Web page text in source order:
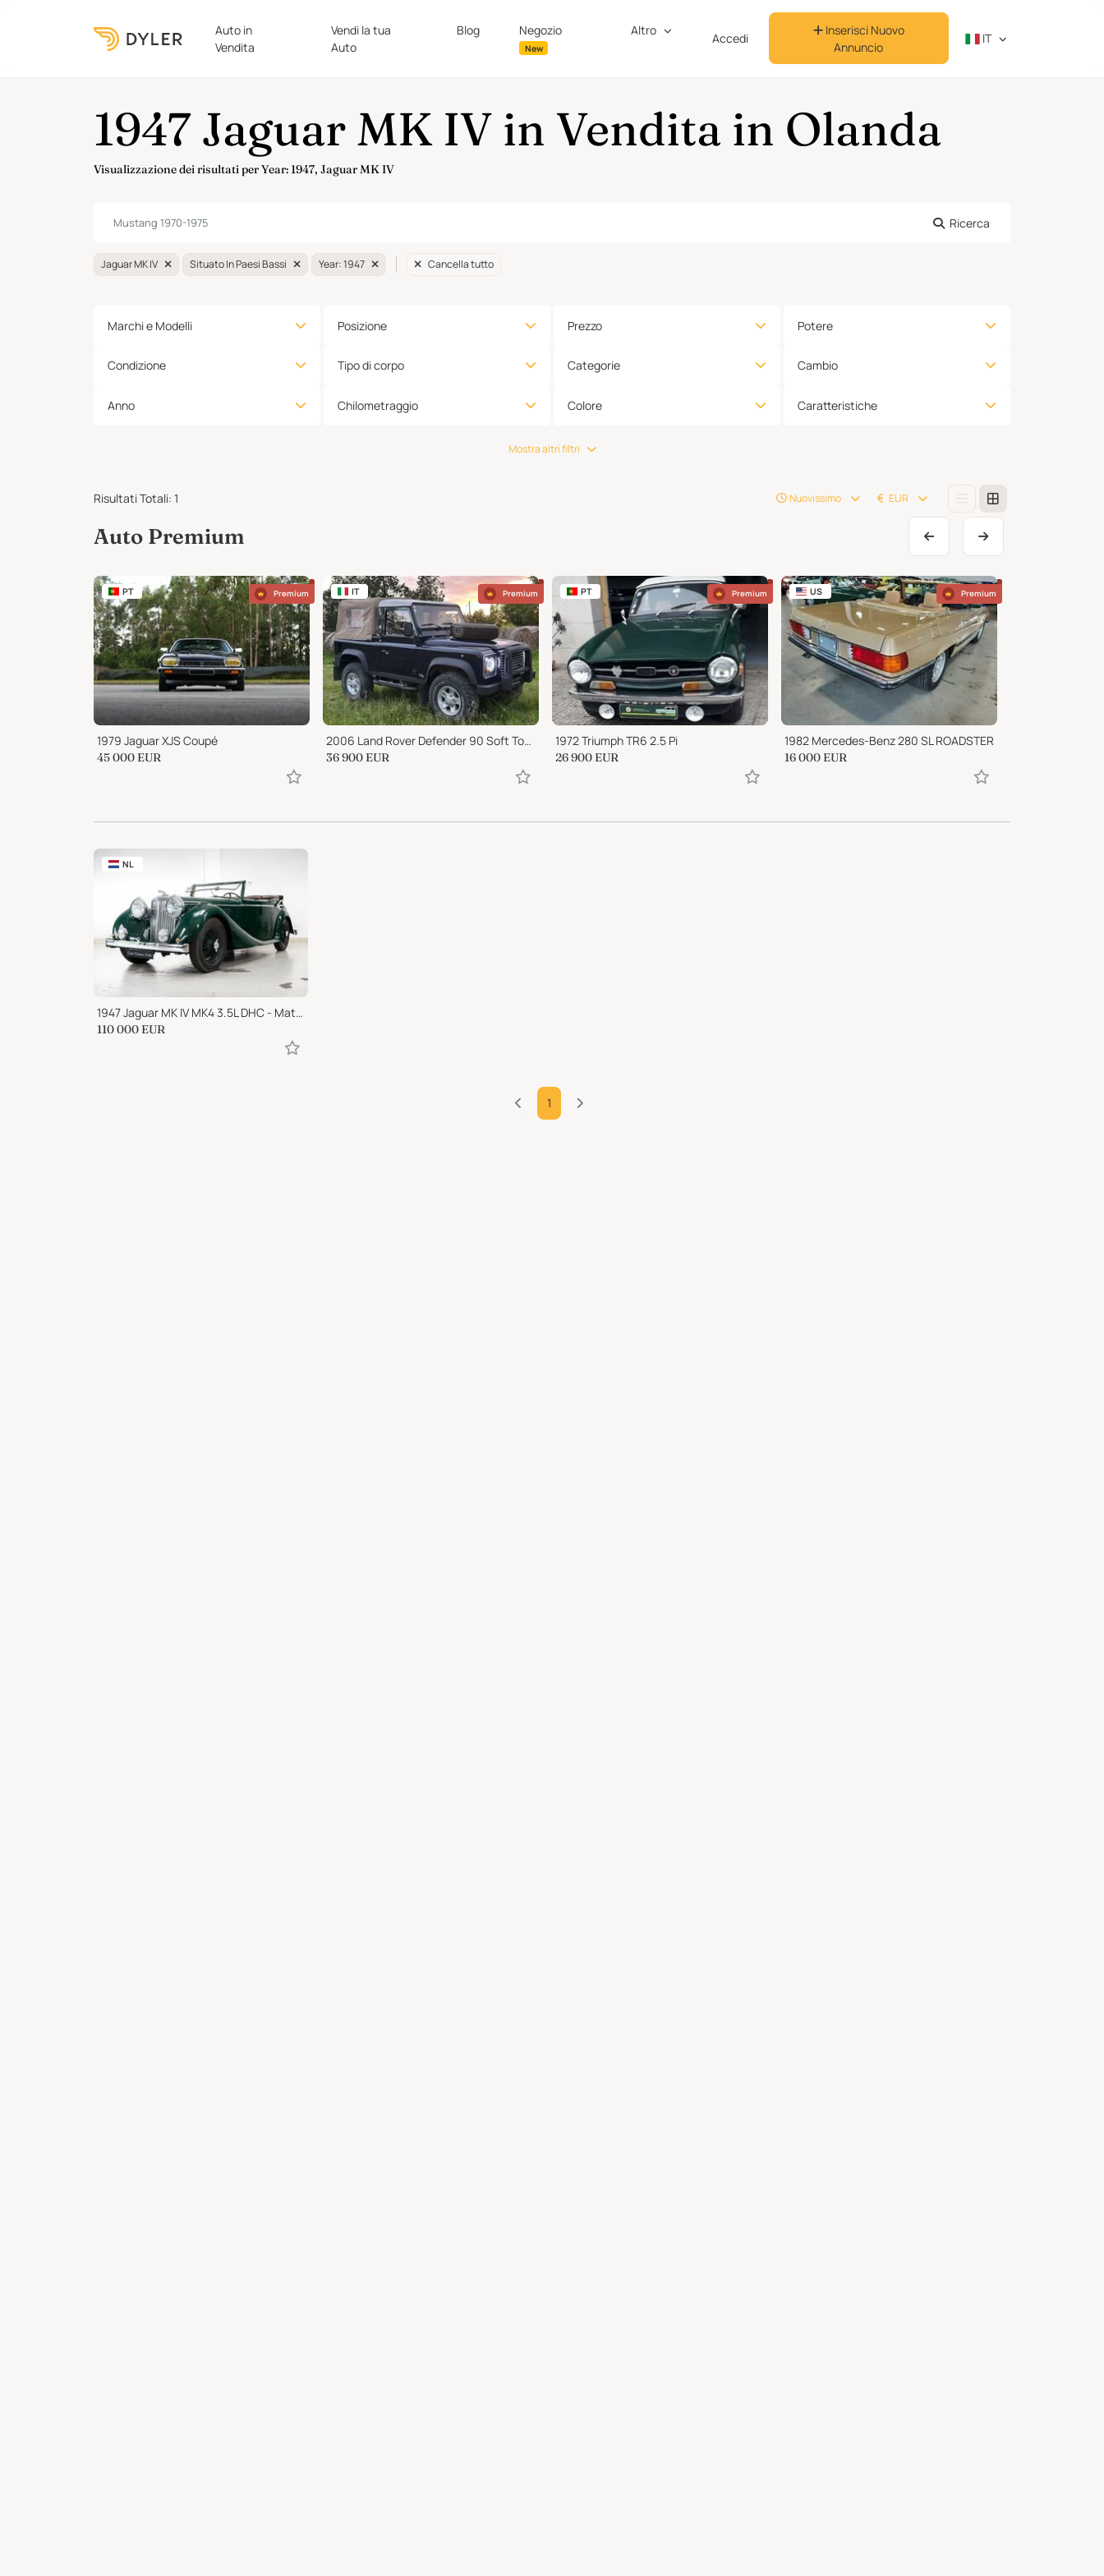
Auto in
Vendita
Vendi la tua
Auto
Blog Negozio
New
Altro
Accedi
Inserisci Nuovo
Annuncio
IT
1947 Jaguar MK IV in Vendita in Olanda
Visualizzazione dei risultati per Year: 1947, Jaguar MK IV
Ricerca
Jaguar MK IV Situato In Paesi Bassi Year: 1947 Cancella tutto
Marchi e Modelli
Condizione
Anno
Posizione
Tipo di corpo
Chilometraggio
Prezzo
Categorie
Colore
Potere
Cambio
Caratteristiche
Mostra altri filtri
Risultati Totali: 1 Nuovissimo EUR
Auto Premium
PT Premium
1979 Jaguar XJS Coupé
45 000 EUR
IT Premium
2006 Land Rover Defender 90 Soft Top Only 200 WorldWide
36 900 EUR
PT Premium
1972 Triumph TR6 2.5 Pi
26 900 EUR
US Premium
1982 Mercedes-Benz 280 SL ROADSTER
16 000 EUR
NL
1947 Jaguar MK IV MK4 3.5L DHC - Matching Numbers - 1 of 376
110 000 EUR
1